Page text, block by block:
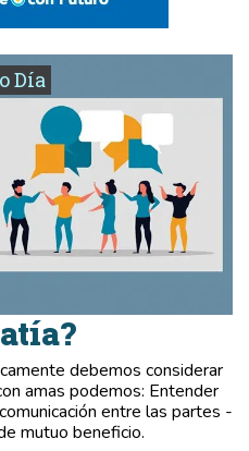
Día
debemos considerar
amas podemos: Entender
entre las partes -
mutuo beneficio.